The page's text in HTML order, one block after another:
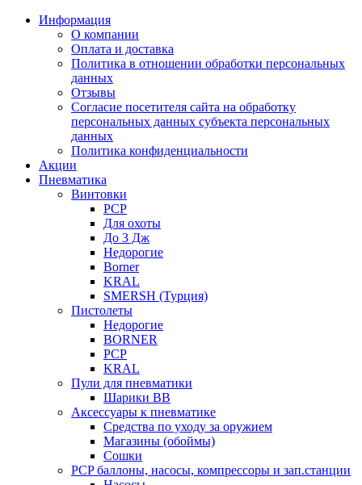
Информация
О компании
Оплата и доставка
Политика в отношении обработки персональных
данных
Отзывы
Согласие посетителя сайта на обработку
персональных данных субъекта персональных
данных
Политика конфиденциальности
Акции
Пневматика
Винтовки
PCP
Для охоты
До 3 Дж
Недорогие
Borner
KRAL
SMERSH (Турция)
Пистолеты
Недорогие
BORNER
PCP
KRAL
Пули для пневматики
Шарики BB
Аксессуары к пневматике
Средства по уходу за оружием
Магазины (обоймы)
Сошки
PCP баллоны, насосы, компрессоры и зап.станции